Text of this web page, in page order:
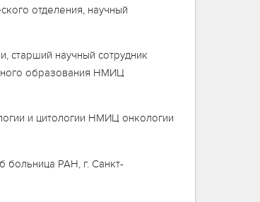
отделения, научный
старший научный сотрудник
образования НМИЦ
и цитологии НМИЦ онкологии
РАН, г. Санкт-